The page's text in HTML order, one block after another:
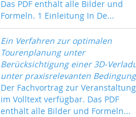
Das PDF enthält alle Bilder und
Formeln. 1 Einleitung In De...
Ein Verfahren zur optimalen
Tourenplanung unter
Berücksichtigung einer 3D-
unter praxisrelevanten
Der Fachvortrag zur
im Volltext verfügbar. Das PDF
enthält alle Bilder und Formeln...